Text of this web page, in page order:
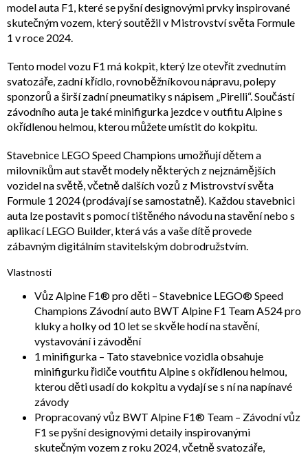
model auta F1, které se pyšní designovými prvky inspirované
skutečným vozem, který soutěžil v Mistrovství světa Formule
1 v roce 2024.
Tento model vozu F1 má kokpit, který lze otevřít zvednutím
svatozáře, zadní křídlo, rovnoběžníkovou nápravu, polepy
sponzorů a širší zadní pneumatiky s nápisem „Pirelli“. Součástí
závodního auta je také minifigurka jezdce v outfitu Alpine s
okřídlenou helmou, kterou můžete umístit do kokpitu.
Stavebnice LEGO Speed Champions umožňují dětem a
milovníkům aut stavět modely některých z nejznámějších
vozidel na světě, včetně dalších vozů z Mistrovství světa
Formule 1 2024 (prodávají se samostatně). Každou stavebnici
auta lze postavit s pomocí tištěného návodu na stavění nebo s
aplikací LEGO Builder, která vás a vaše dítě provede
zábavným digitálním stavitelským dobrodružstvím.
Vlastnosti
Vůz Alpine F1® pro děti – Stavebnice LEGO® Speed
Champions Závodní auto BWT Alpine F1 Team A524 pro
kluky a holky od 10 let se skvěle hodí na stavění,
vystavování i závodění
1 minifigurka – Tato stavebnice vozidla obsahuje
minifigurku řidiče voutfitu Alpine s okřídlenou helmou,
kterou děti usadí do kokpitu a vydají se s ní na napínavé
závody
Propracovaný vůz BWT Alpine F1® Team – Závodní vůz
F1 se pyšní designovými detaily inspirovanými
skutečným vozem z roku 2024, včetně svatozáře,